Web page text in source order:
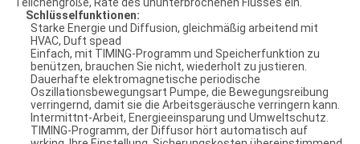
Teilchengröße, Rate des ununterbrochenen Flusses ein.
Schlüsselfunktionen:
Starke Energie und Diffusion, gleichmäßig arbeitend mit
HVAC, Duft spead
Einfach, mit TIMING-Programm und Speicherfunktion zu
benützen, brauchen Sie nicht, wiederholt zu justieren.
Dauerhafte elektromagnetische periodische
Oszillationsbewegungsart Pumpe, die Bewegungsreibung
verringernd, damit sie die Arbeitsgeräusche verringern kann.
Intermittnt-Arbeit, Energieeinsparung und Umweltschutz.
TIMING-Programm, der Diffusor hört automatisch auf